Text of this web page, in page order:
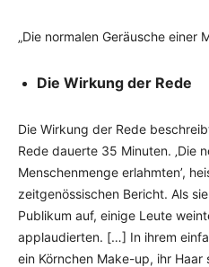
„Die normalen Geräusche einer
Die Wirkung der Rede
Die Wirkung der Rede
Rede dauerte 35 Minuten. ‚Die
Menschenmenge erlahmten’,
zeitgenössischen Bericht. Als
Publikum auf, einige Leute
applaudierten. […] In ihrem
ein Körnchen Make-up, ihr